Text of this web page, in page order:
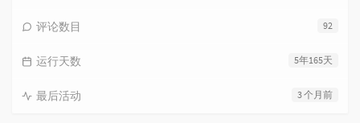
92
评论数目
5年165天
运行天数
3 个月前
最后活动